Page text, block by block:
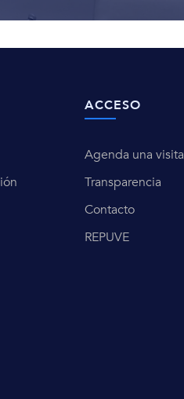
ACCESO
Agenda una visita
Transparencia
Contacto
REPUVE